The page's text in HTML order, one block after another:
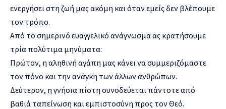
ενεργήσει στη ζωή μας ακόμη και όταν εμείς δεν βλέπουμε
τον τρόπο.
Από το σημερινό ευαγγελικό ανάγνωσμα ας κρατήσουμε
τρία πολύτιμα μηνύματα:
Πρώτον, η αληθινή αγάπη μας κάνει να συμμεριζόμαστε
τον πόνο και την ανάγκη των άλλων ανθρώπων.
Δεύτερον, η γνήσια πίστη συνοδεύεται πάντοτε από
βαθιά ταπείνωση και εμπιστοσύνη προς τον Θεό.